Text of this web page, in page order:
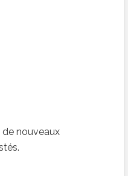
nouveaux